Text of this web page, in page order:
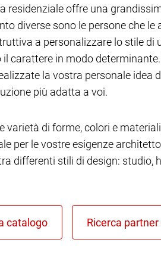
residenziale offre una
diverse sono le persone che
a personalizzare lo stile di
il carattere in modo
la vostra personale idea
più adatta a voi.
varietà di forme, colori e
per le vostre esigenze
differenti stili di design: studio,